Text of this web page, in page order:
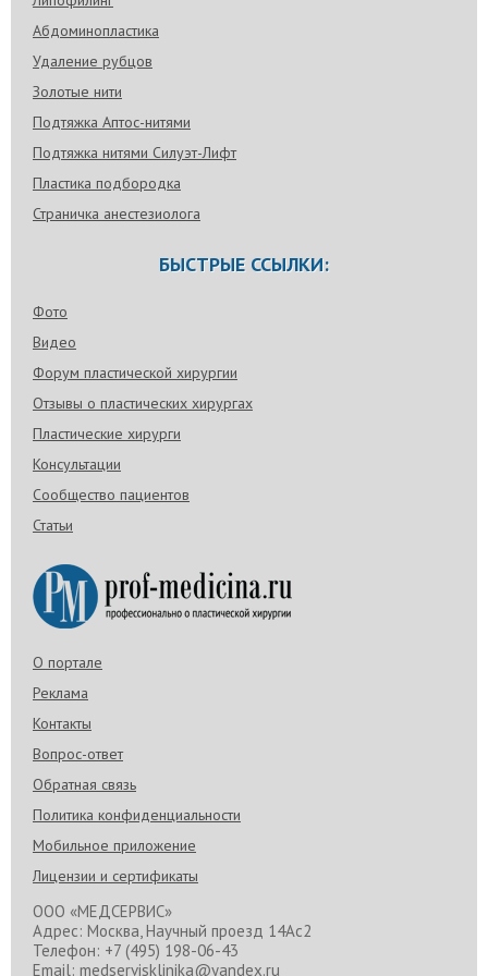
Абдоминопластика
Удаление рубцов
Золотые нити
Подтяжка Аптос-нитями
Подтяжка нитями Силуэт-Лифт
Пластика подбородка
Страничка анестезиолога
БЫСТРЫЕ ССЫЛКИ:
Фото
Видео
Форум пластической хирургии
Отзывы о пластических хирургах
Пластические хирурги
Консультации
Сообщество пациентов
Статьи
О портале
Реклама
Контакты
Вопрос-ответ
Обратная связь
Политика конфиденциальности
Мобильное приложение
Лицензии и сертификаты
ООО «МЕДСЕРВИС»
Адрес: Москва, Научный проезд 14Ас2
Телефон: +7 (495) 198-06-43
Email: medservisklinika@yandex.ru